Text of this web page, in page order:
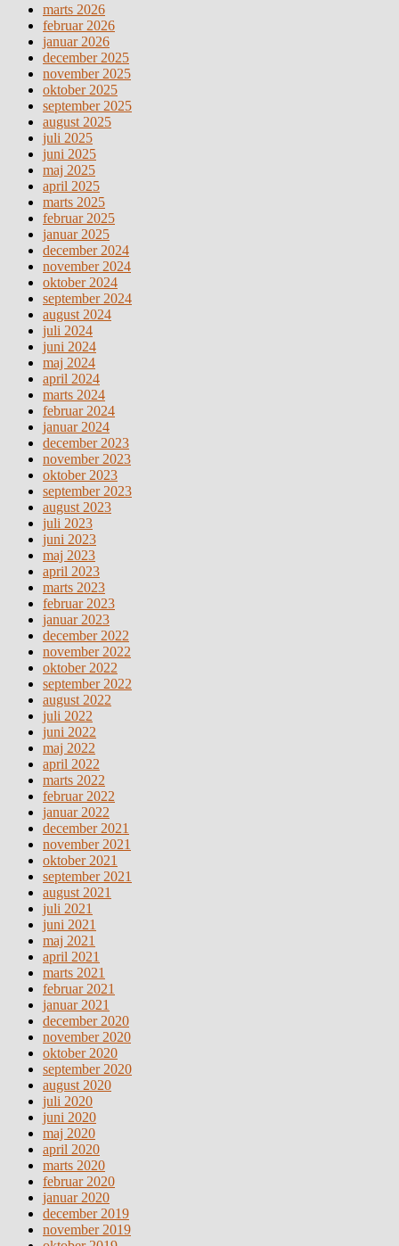
marts 2026
februar 2026
januar 2026
december 2025
november 2025
oktober 2025
september 2025
august 2025
juli 2025
juni 2025
maj 2025
april 2025
marts 2025
februar 2025
januar 2025
december 2024
november 2024
oktober 2024
september 2024
august 2024
juli 2024
juni 2024
maj 2024
april 2024
marts 2024
februar 2024
januar 2024
december 2023
november 2023
oktober 2023
september 2023
august 2023
juli 2023
juni 2023
maj 2023
april 2023
marts 2023
februar 2023
januar 2023
december 2022
november 2022
oktober 2022
september 2022
august 2022
juli 2022
juni 2022
maj 2022
april 2022
marts 2022
februar 2022
januar 2022
december 2021
november 2021
oktober 2021
september 2021
august 2021
juli 2021
juni 2021
maj 2021
april 2021
marts 2021
februar 2021
januar 2021
december 2020
november 2020
oktober 2020
september 2020
august 2020
juli 2020
juni 2020
maj 2020
april 2020
marts 2020
februar 2020
januar 2020
december 2019
november 2019